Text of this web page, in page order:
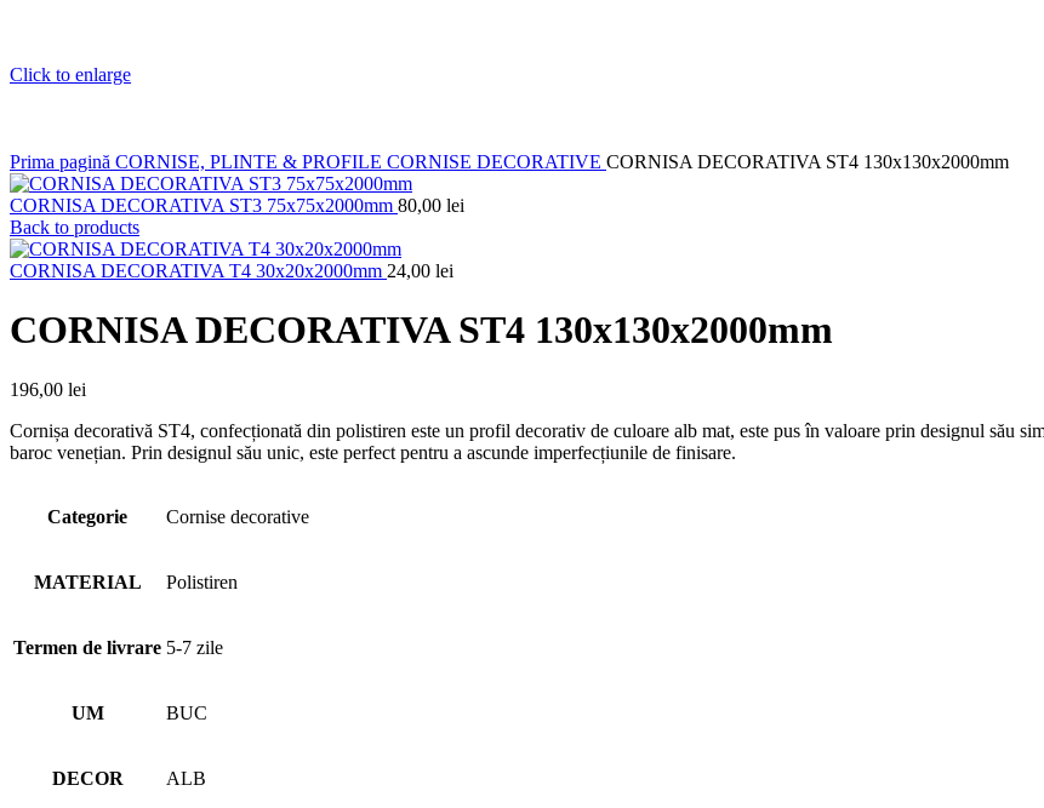
Click to enlarge
Prima pagină CORNISE, PLINTE & PROFILE CORNISE DECORATIVE CORNISA DECORATIVA ST4 130x130x2000mm
CORNISA DECORATIVA ST3 75x75x2000mm 80,00 lei
Back to products
CORNISA DECORATIVA T4 30x20x2000mm 24,00 lei
CORNISA DECORATIVA ST4 130x130x2000mm
196,00 lei
Cornișa decorativă ST4, confecționată din polistiren este un profil decorativ de culoare alb mat, este pus în valoare prin designul său
baroc venețian. Prin designul său unic, este perfect pentru a ascunde imperfecțiunile de finisare.
Categorie Cornise decorative
MATERIAL Polistiren
Termen de livrare 5-7 zile
UM BUC
DECOR ALB